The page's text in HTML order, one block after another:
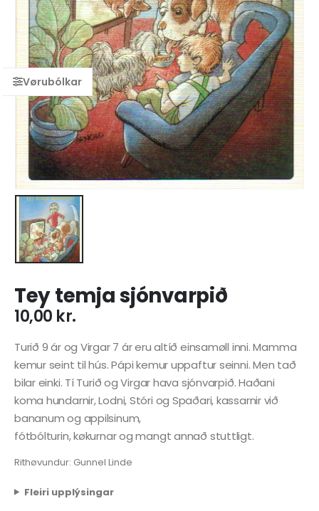
Tey temja sjónvarpið
10,00 kr.
Turið 9 ár og Virgar 7 ár eru altíð einsamøll inni. Mamma
kemur seint til hús. Pápi kemur uppaftur seinni. Men tað
bilar einki. Tí Turið og Virgar hava sjónvarpið. Haðani
koma hundarnir, Lodni, Stóri og Spaðari, kassarnir við
bananum og appilsinum,
fótbólturin, køkurnar og mangt annað stuttligt.
Rithøvundur: Gunnel Linde
Fleiri upplýsingar